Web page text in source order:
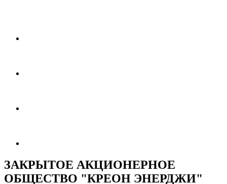
ЗАКРЫТОЕ АКЦИОНЕРНОЕ
ОБЩЕСТВО "КРЕОН ЭНЕРДЖИ"